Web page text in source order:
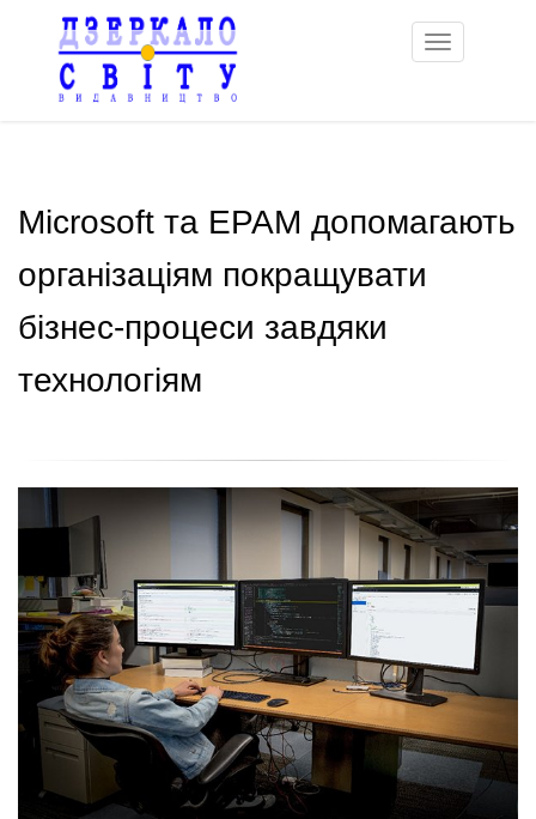
Toggle
navigation
Microsoft та EPAM допомагають
організаціям покращувати
бізнес-процеси завдяки
технологіям